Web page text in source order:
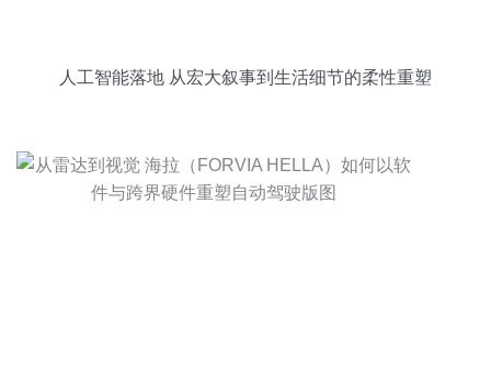
人工智能落地 从宏大叙事到生活细节的柔性重塑